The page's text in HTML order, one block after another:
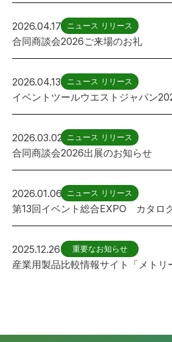
2026.04.17 ニュース リリース
合同商談会2026ご来場のお礼
2026.04.13 ニュース リリース
イベントツールウエストジャパン
2026.03.02 ニュース リリース
合同商談会2026出展のお知らせ
2026.01.06 ニュース リリース
第13回イベント総合EXPO カタロ
2025.12.26 重要なお知らせ